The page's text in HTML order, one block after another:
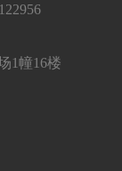
1幢16楼